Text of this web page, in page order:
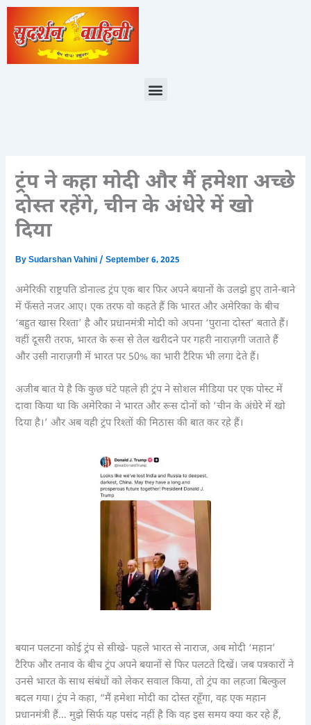
Skip
content
Menu
ट्रंप ने कहा मोदी और मैं हमेशा अच्छे
दोस्त रहेंगे, चीन के अंधेरे में खो
दिया
BySudarshan Vahini/September 6, 2025
अमेरिकी राष्ट्रपति डोनाल्ड ट्रंप एक बार फिर अपने बयानों के उलझे हुए ताने-बाने
में फँसते नजर आए। एक तरफ वो कहते हैं कि भारत और अमेरिका के बीच
‘बहुत खास रिश्ता’ है और प्रधानमंत्री मोदी को अपना ‘पुराना दोस्त’ बताते हैं।
वहीं दूसरी तरफ, भारत के रूस से तेल खरीदने पर गहरी नाराज़गी जताते हैं
और उसी नाराज़गी में भारत पर 50% का भारी टैरिफ भी लगा देते हैं।
अजीब बात ये है कि कुछ घंटे पहले ही ट्रंप ने सोशल मीडिया पर एक पोस्ट में
दावा किया था कि अमेरिका ने भारत और रूस दोनों को ‘चीन के अंधेरे में खो
दिया है।’ और अब वही ट्रंप रिश्तों की मिठास की बात कर रहे हैं।
बयान पलटना कोई ट्रंप से सीखे- पहले भारत से नाराज, अब मोदी ‘महान’
टैरिफ और तनाव के बीच ट्रंप अपने बयानों से फिर पलटते दिखें। जब पत्रकारों ने
उनसे भारत के साथ संबंधों को लेकर सवाल किया, तो ट्रंप का लहजा बिल्कुल
बदल गया। ट्रंप ने कहा, “मैं हमेशा मोदी का दोस्त रहूँगा, वह एक महान
प्रधानमंत्री हैं… मुझे सिर्फ यह पसंद नहीं है कि वह इस समय क्या कर रहे हैं,